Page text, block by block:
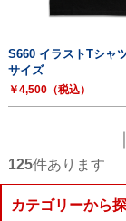
S660 イラストTシャ
サイズ
￥4,500（税込）
｜
125件あります
カテゴリーから